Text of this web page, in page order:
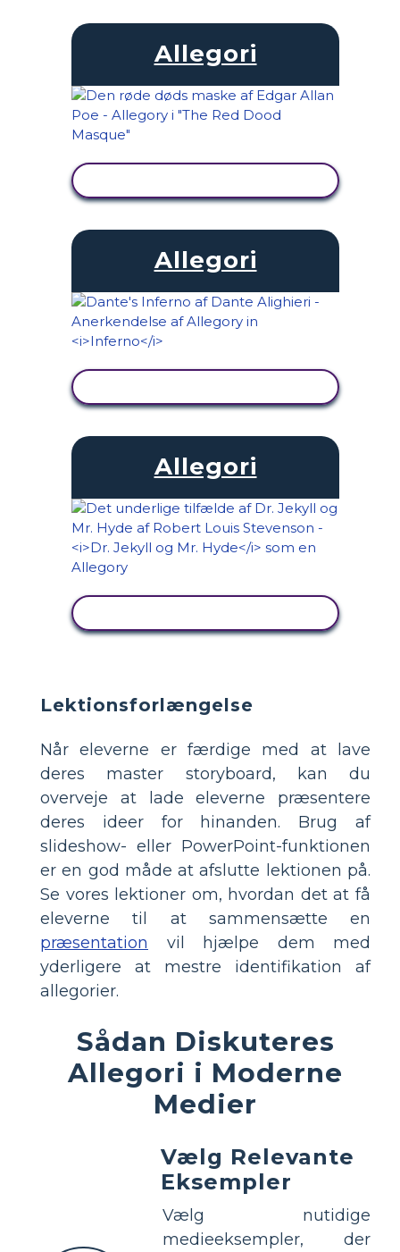
Allegori
Allegori
Allegori
Lektionsforlængelse
Når eleverne er færdige med at lave
deres master storyboard, kan du
overveje at lade eleverne præsentere
deres ideer for hinanden. Brug af
slideshow- eller PowerPoint-funktionen
er en god måde at afslutte lektionen på.
Se vores lektioner om, hvordan det at få
eleverne til at sammensætte en
præsentation vil hjælpe dem med
yderligere at mestre identifikation af
allegorier.
Sådan Diskuteres
Allegori i Moderne
Medier
Vælg Relevante
Eksempler
Vælg nutidige
medieeksempler, der